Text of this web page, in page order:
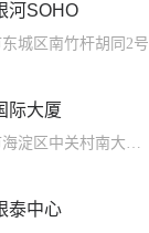
河SOHO
城区南竹杆胡同2号
际大厦
北京市海淀区中关村南大街18号
泰中心